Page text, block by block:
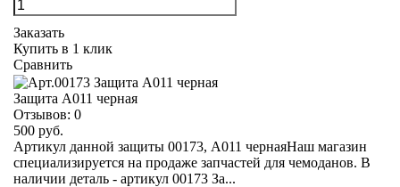
Заказать
Купить в 1 клик
Сравнить
Защита А011 черная
Отзывов: 0
500 руб.
Артикул данной защиты 00173, А011 чернаяНаш магазин
специализируется на продаже запчастей для чемоданов. В
наличии деталь - артикул 00173 За...